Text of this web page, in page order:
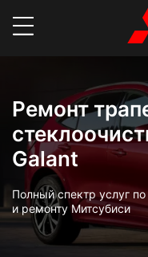
Ремонт
Galant
Полный спектр услуг
и ремонту Митсубиси